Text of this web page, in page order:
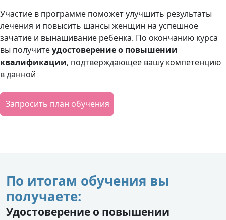
Участие в программе поможет улучшить результаты
лечения и повысить шансы женщин на успешное
зачатие и вынашивание ребенка. По окончанию курса
вы получитеудостоверение о повышении
квалификации, подтверждающее вашу компетенцию
в данной
Запросить план обучения
По итогам обучения вы
получаете:
Удостоверение о повышении